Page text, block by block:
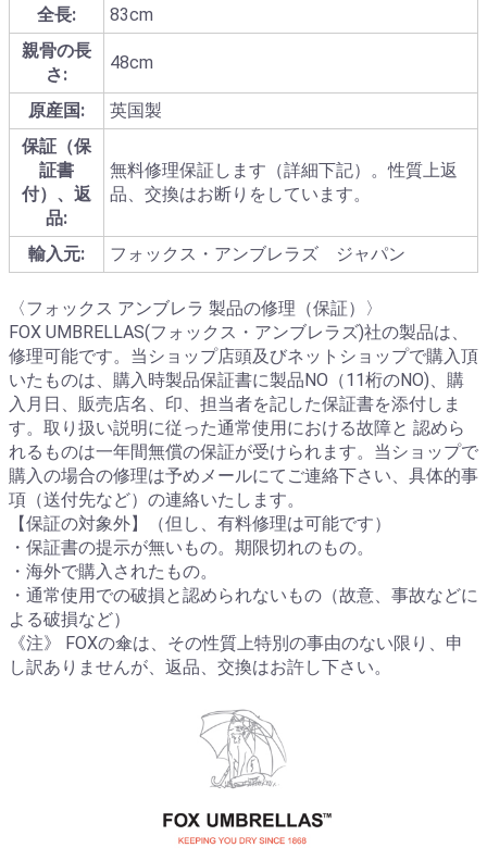
全長:
83cm
親骨の長
さ:
48cm
原産国:
英国製
保証（保
証書
付）、返
品:
無料修理保証します（詳細下記）。性質上返
品、交換はお断りをしています。
輸入元: フォックス・アンブレラズ ジャパン
〈フォックス アンブレラ 製品の修理（保証）〉
FOX UMBRELLAS(フォックス・アンブレラズ)社の製品は、
修理可能です。当ショップ店頭及びネットショップで購入頂
いたものは、購入時製品保証書に製品NO（11桁のNO)、購
入月日、販売店名、印、担当者を記した保証書を添付しま
す。取り扱い説明に従った通常使用における故障と 認めら
れるものは一年間無償の保証が受けられます。当ショップで
購入の場合の修理は予めメールにてご連絡下さい、具体的事
項（送付先など）の連絡いたします。
【保証の対象外】（但し、有料修理は可能です）
・保証書の提示が無いもの。期限切れのもの。
・海外で購入されたもの。
・通常使用での破損と認められないもの（故意、事故などに
よる破損など）
《注》 FOXの傘は、その性質上特別の事由のない限り、申
し訳ありませんが、返品、交換はお許し下さい。